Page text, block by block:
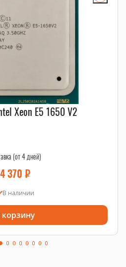
Xeon E5 1650 V2
(от 4 дней)
4 370 ₽
В наличии
корзину